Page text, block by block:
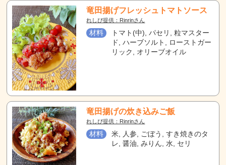
竜田揚げフレッシュトマトソース
れしぴ提供：Rinrinさん
材料
トマト(中), パセリ, 粒マスター
ド, ハーブソルト, ローストガー
リック, オリーブオイル
竜田揚げの炊き込みご飯
れしぴ提供：Rinrinさん
材料
米, 人参, ごぼう, すき焼きのタ
レ, 醤油, みりん, 水, セリ